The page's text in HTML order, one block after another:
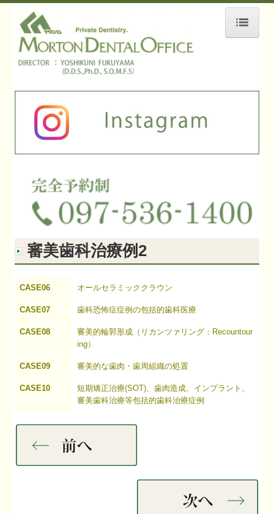
HOME
医療法人 福邦会の歴史
インプラントQ&A
インプラント治療例
矯正治療例4
矯正治療例5
審美歯科治療例2
CASE06 オールセラミッククラウン
CASE07 歯科恐怖症症例の包括的歯科医療
CASE08
審美的輪郭形成（リカンツァリング：Recountour
ing）
CASE09 審美的な歯肉・歯周組織の処置
CASE10
短期矯正治療(SOT)、歯肉造成、インプラント、
審美歯科治療等包括的歯科治療症例